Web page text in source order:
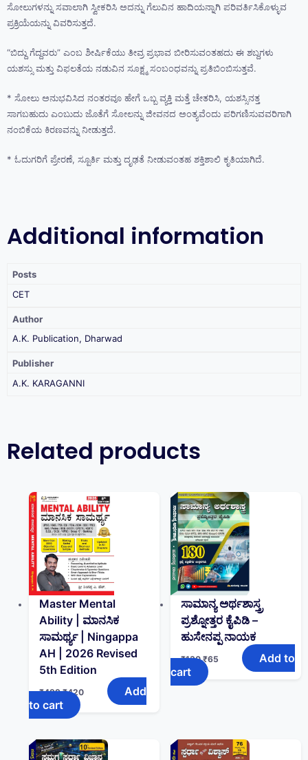
ಸೋಲುಗಳನ್ನು ಸವಾಲಾಗಿ ಸ್ವೀಕರಿಸಿ ಅದನ್ನು ಗೆಲುವಿನ ಹಾದಿಯನ್ನಾಗಿ ಪರಿವರ್ತಿಸಿಕೊಳ್ಳುವ
ಪ್ರಕ್ರಿಯೆಯನ್ನು ವಿವರಿಸುತ್ತದೆ.
“ಬಿದ್ದು ಗೆದ್ದವರು” ಎಂಬ ಶೀರ್ಷಿಕೆಯು ತೀವ್ರ ಪ್ರಭಾವ ಬೀರಿಸುವಂತಹದು ಈ ಶಬ್ದಗಳು
ಯಶಸ್ಸು ಮತ್ತು ವಿಫಲತೆಯ ನಡುವಿನ ಸೂಕ್ಷ್ಮ ಸಂಬಂಧವನ್ನು ಪ್ರತಿಬಿಂಬಿಸುತ್ತವೆ.
* ಸೋಲು ಅನುಭವಿಸಿದ ನಂತರವೂ ಹೇಗೆ ಒಬ್ಬ ವ್ಯಕ್ತಿ ಮತ್ತೆ ಚೇತರಿಸಿ, ಯಶಸ್ಸಿನತ್ತ
ಸಾಗಬಹುದು ಎಂಬುದು ಜೊತೆಗೆ ಸೋಲನ್ನು ಜೀವನದ ಅಂತ್ಯವೆಂದು ಪರಿಗಣಿಸುವವರಿಗಾಗಿ
ನಂಬಿಕೆಯ ಕಿರಣವನ್ನು ನೀಡುತ್ತದೆ.
* ಓದುಗರಿಗೆ ಪ್ರೇರಣೆ, ಸ್ಪೂರ್ತಿ ಮತ್ತು ದೃಢತೆ ನೀಡುವಂತಹ ಶಕ್ತಿಶಾಲಿ ಕೃತಿಯಾಗಿದೆ.
Additional information
Posts
CET
Author
A.K. Publication, Dharwad
Publisher
A.K. KARAGANNI
Related products
Master Mental
Ability | ಮಾನಸಿಕ
ಸಾಮರ್ಥ್ಯ | Ningappa
AH | 2026 Revised
5th Edition
₹499 ₹420
Add
to cart
ಸಾಮಾನ್ಯ ಅರ್ಥಶಾಸ್ತ್ರ
ಪ್ರಶ್ನೋತ್ತರ ಕೈಪಿಡಿ –
ಹುಸೇನಪ್ಪ ನಾಯಕ
₹130 ₹65
Add to
cart